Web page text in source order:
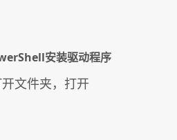
安装驱动程序
文件夹，打开